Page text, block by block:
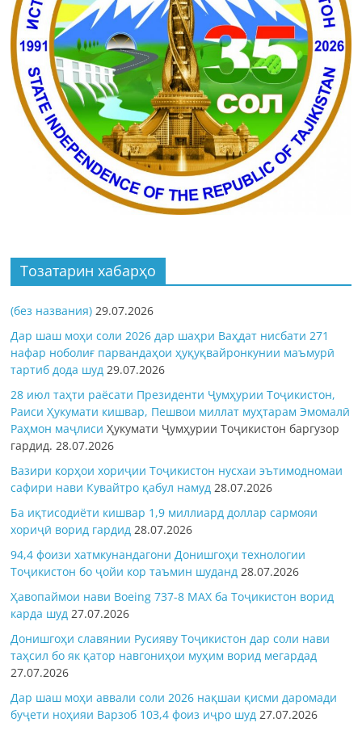
Тозатарин хабарҳо
(без названия) 29.07.2026
Дар шаш моҳи соли 2026 дар шаҳри Ваҳдат нисбати 271
нафар ноболиғ парвандаҳои ҳуқуқвайронкунии маъмурӣ
тартиб дода шуд 29.07.2026
28 июл таҳти раёсати Президенти Ҷумҳурии Тоҷикистон,
Раиси Ҳукумати кишвар, Пешвои миллат муҳтарам Эмомалӣ
Раҳмон маҷлисиҲукумати Ҷумҳурии Тоҷикистон баргузор
гардид.28.07.2026
Вазири корҳои хориҷии Тоҷикистон нусхаи эътимодномаи
сафири нави Кувайтро қабул намуд 28.07.2026
Ба иқтисодиёти кишвар 1,9 миллиард доллар сармояи
хориҷӣ ворид гардид 28.07.2026
94,4 фоизи хатмкунандагони Донишгоҳи технологии
Тоҷикистон бо ҷойи кор таъмин шуданд 28.07.2026
Ҳавопаймои нави Boeing 737-8 MAX ба Тоҷикистон ворид
карда шуд 27.07.2026
Донишгоҳи славянии Русияву Тоҷикистон дар соли нави
таҳсил бо як қатор навгониҳои муҳим ворид мегардад
27.07.2026
Дар шаш моҳи аввали соли 2026 нақшаи қисми даромади
буҷети ноҳияи Варзоб 103,4 фоиз иҷро шуд 27.07.2026